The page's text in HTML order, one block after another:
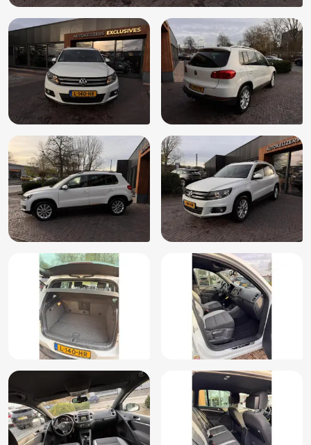
Passagiersairbag
Radio-CD/MP3 speler
RDW-leges
Regensensor
Rijstrooksensor
Side-skirts
Sportonderstel
Sportstoelen
Start/stop systeem
Stuurbekrachtiging snelheidsafhankelijk
Stuurwiel multifunctioneel
Vermoeidheids herkenning
Zij airbag(s) voor